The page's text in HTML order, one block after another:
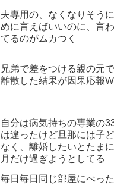
夫専用の、なくなりそう
めに言えばいいのに、言
てるのがムカつく
兄弟で差をつける親の元
離散した結果が因果応報
自分は病気持ちの専業の
は違ったけど旦那には子
なく、離婚したいとたま
月だけ過ぎようとしてる
毎日毎日同じ部屋にべっ